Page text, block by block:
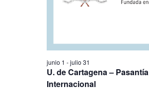
U. de Cartagena – Pasantía
Internacional
junio 1 -julio 31